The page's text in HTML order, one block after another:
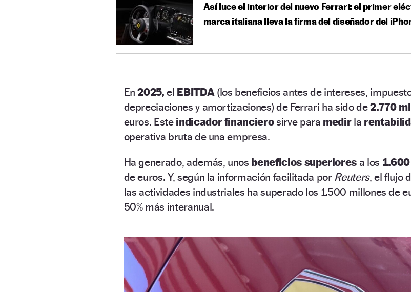
Así luce el interior del nuevo Ferrari: el primer
marca italiana lleva la firma del diseñador del
En2025,el EBITDA (los beneficios antes de intereses,
depreciaciones y amortizaciones) de Ferrari ha sido de2.770
euros. Esteindicador financierosirve para medir la
operativa bruta de una empresa.
Ha generado, además, unos beneficios superiores a los
de euros. Y, según la información facilitada por Reuters, el flujo
las actividades industriales ha superado los 1.500 millones de
50% más interanual.